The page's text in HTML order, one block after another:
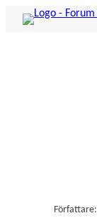
Hoppa
Författare: